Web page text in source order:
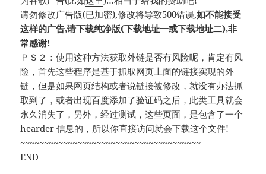
请勿修改广告版(已加密),修改将导致500错误,如不能接受
这样的广告,请下载纯净版(下载地址一或下载地址二),非
常感谢!
ＰＳ２：使用这种方法获取外链是否有风险呢，肯定有风
险，首先这些程序是基于抓取网页上面的链接实现的外
链，但是如果网页结构或者说链接被修改，就没有办法抓
取到了，或者出现百度添加了验证码之后，此类工具就会
永久消失了，另外，经过测试，这些页面，是包含了一个
hearder 信息的，所以你直接访问就会下载这个文件!
~~~~~~~~~~~~~~~~~~~~~~~~~~~~~~~~~~~~~~
END